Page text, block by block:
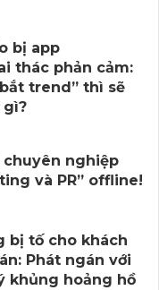
bị app
thác phản cảm:
trend” thì sẽ
gì?
chuyên nghiệp
và PR” offline!
bị tố cho khách
Phát ngán với
khủng hoảng hồ